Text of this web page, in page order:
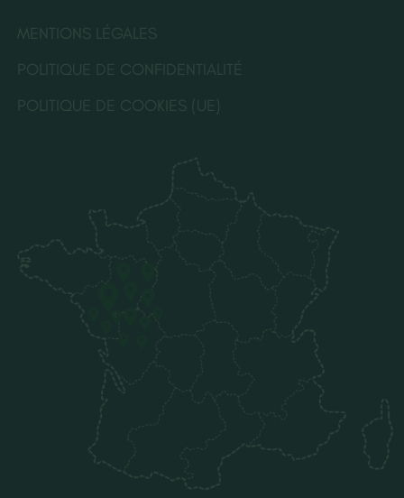
MENTIONS LÉGALES
POLITIQUE DE CONFIDENTIALITÉ
POLITIQUE DE COOKIES (UE)